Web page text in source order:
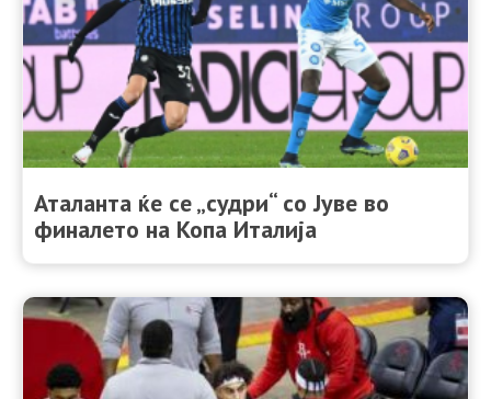
Аталанта ќе се „судри“ со Јуве во
финалето на Копа Италија